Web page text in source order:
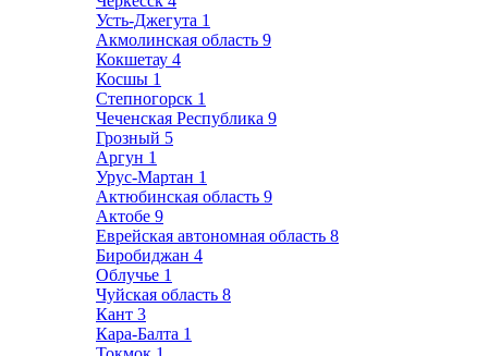
Усть-Джегута 1
Акмолинская область 9
Кокшетау 4
Косшы 1
Степногорск 1
Чеченская Республика 9
Грозный 5
Аргун 1
Урус-Мартан 1
Актюбинская область 9
Актобе 9
Еврейская автономная область 8
Биробиджан 4
Облучье 1
Чуйская область 8
Кант 3
Кара-Балта 1